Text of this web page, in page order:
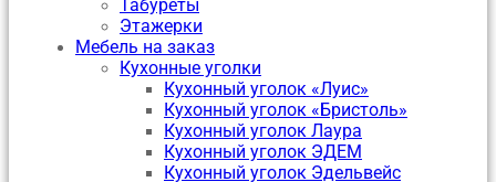
Табуреты
Этажерки
Мебель на заказ
Кухонные уголки
Кухонный уголок «Луис»
Кухонный уголок «Бристоль»
Кухонный уголок Лаура
Кухонный уголок ЭДЕМ
Кухонный уголок Эдельвейс